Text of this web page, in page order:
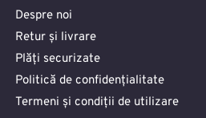
Despre noi
Retur și livrare
Plăți securizate
Politică de confidențialitate
Termeni și condiții de utilizare